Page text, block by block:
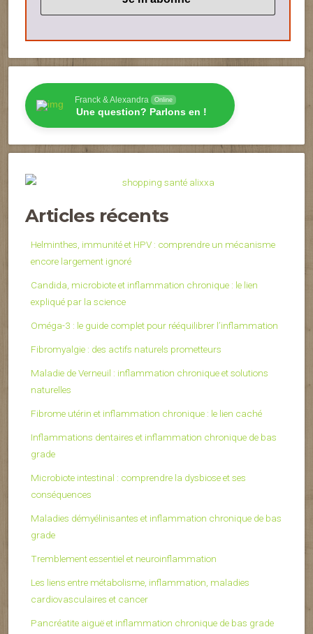
Franck & Alexandra Online
Une question? Parlons en !
Articles récents
Helminthes, immunité et HPV : comprendre un mécanisme
encore largement ignoré
Candida, microbiote et inflammation chronique : le lien
expliqué par la science
Oméga-3 : le guide complet pour rééquilibrer l’inflammation
Fibromyalgie : des actifs naturels prometteurs
Maladie de Verneuil : inflammation chronique et solutions
naturelles
Fibrome utérin et inflammation chronique : le lien caché
Inflammations dentaires et inflammation chronique de bas
grade
Microbiote intestinal : comprendre la dysbiose et ses
conséquences
Maladies démyélinisantes et inflammation chronique de bas
grade
Tremblement essentiel et neuroinflammation
Les liens entre métabolisme, inflammation, maladies
cardiovasculaires et cancer
Pancréatite aiguë et inflammation chronique de bas grade